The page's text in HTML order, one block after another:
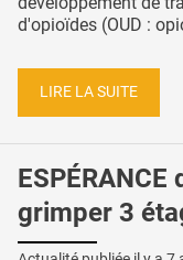
d'opioïdes (OUD :
LIRE LA SUITE
grimper 3